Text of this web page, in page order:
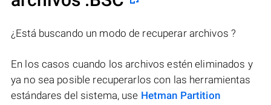
¿Está buscando un modo de recuperar archivos ?
En los casos cuando los archivos estén eliminados y
ya no sea posible recuperarlos con las herramientas
estándares del sistema, use Hetman Partition